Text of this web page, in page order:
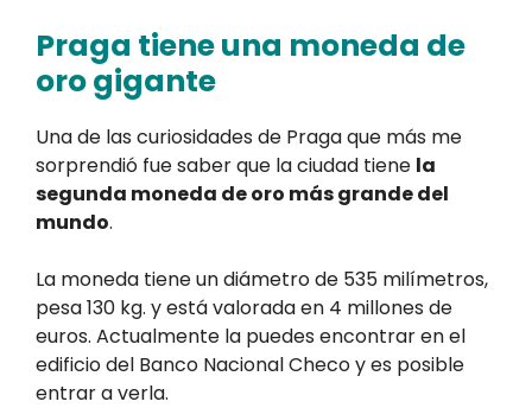
Praga tiene una moneda de
oro gigante
Una de las curiosidades de Praga que más me
sorprendió fue saber que la ciudad tiene la
segunda moneda de oro más grande del
mundo.
La moneda tiene un diámetro de 535 milímetros,
pesa 130 kg. y está valorada en 4 millones de
euros. Actualmente la puedes encontrar en el
edificio del Banco Nacional Checo y es posible
entrar a verla.